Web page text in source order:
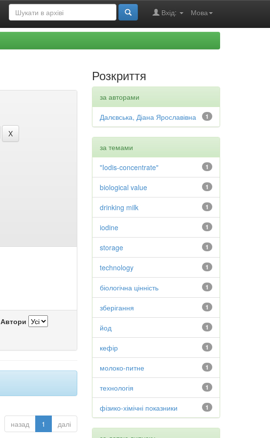
Мова
Вхід:
Автори
назад 1 далі
Розкриття
за авторами
1
Далєвська, Діана Ярославівна
за темами
1
"Iodis-concentrate"
1
biological value
1
drinking milk
1
iodine
1
storage
1
technology
1
біологічна цінність
1
зберігання
1
йод
1
кефір
1
молоко-питне
1
технологія
1
фізико-хімічні показники